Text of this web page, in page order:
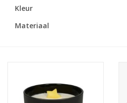
LED Kaarsen
Kleur
Materiaal